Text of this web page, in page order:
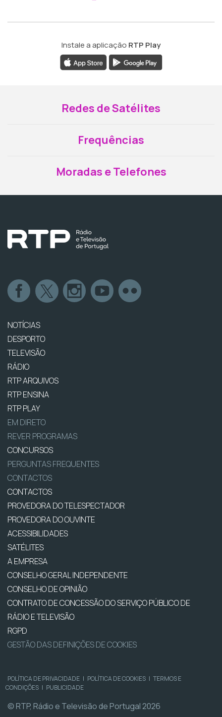
Instale a aplicação RTP Play
Redes de Satélites
Frequências
Moradas e Telefones
NOTÍCIAS
DESPORTO
TELEVISÃO
RÁDIO
RTP ARQUIVOS
RTP ENSINA
RTP PLAY
EM DIRETO
REVER PROGRAMAS
CONCURSOS
PERGUNTAS FREQUENTES
CONTACTOS
CONTACTOS
PROVEDORA DO TELESPECTADOR
PROVEDORA DO OUVINTE
ACESSIBILIDADES
SATÉLITES
A EMPRESA
CONSELHO GERAL INDEPENDENTE
CONSELHO DE OPINIÃO
CONTRATO DE CONCESSÃO DO SERVIÇO PÚBLICO DE
RÁDIO E TELEVISÃO
RGPD
GESTÃO DAS DEFINIÇÕES DE COOKIES
POLÍTICA DE PRIVACIDADE | POLÍTICA DE COOKIES | TERMOS E
CONDIÇÕES | PUBLICIDADE
© RTP, Rádio e Televisão de Portugal 2026